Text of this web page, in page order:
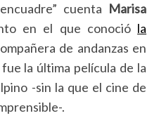
cuenta Marisa
en el que conoció la
de andanzas en
la última película de la
-sin la que el cine de
.